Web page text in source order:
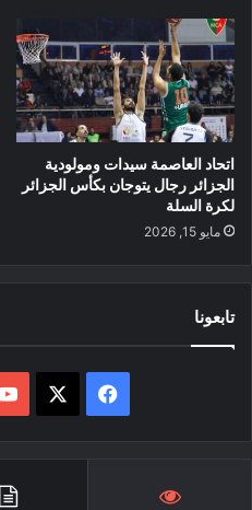
اتحاد العاصمة سيدات ومولودية
الجزائر رجال يتوجان بكأس الجزائر
لكرة السلة
مايو 15, 2026
تابعونا
فيسبوك